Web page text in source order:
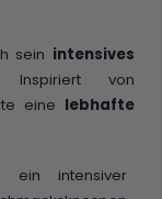
sein intensives
von
eine lebhafte
: ein intensiver